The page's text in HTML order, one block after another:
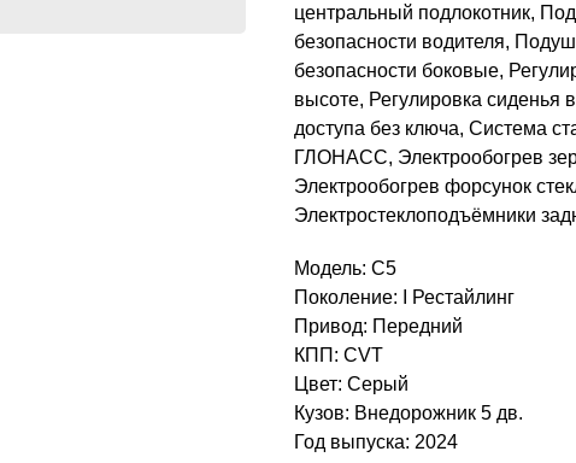
центральный подлокотник,
безопасности водителя,
безопасности боковые,
высоте, Регулировка сиденья
доступа без ключа, Система
ГЛОНАСС, Электрообогрев
Электрообогрев форсунок
Электростеклоподъёмники
Модель: C5
Поколение: I Рестайлинг
Привод: Передний
КПП: CVT
Цвет: Серый
Кузов: Внедорожник 5 дв.
Год выпуска: 2024